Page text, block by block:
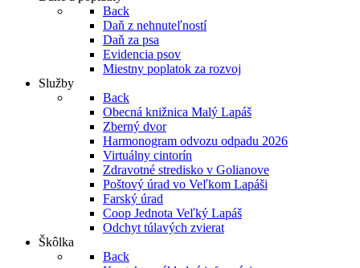
Back
Daň z nehnuteľností
Daň za psa
Evidencia psov
Miestny poplatok za rozvoj
Služby
Back
Obecná knižnica Malý Lapáš
Zberný dvor
Harmonogram odvozu odpadu 2026
Virtuálny cintorín
Zdravotné stredisko v Golianove
Poštový úrad vo Veľkom Lapáši
Farský úrad
Coop Jednota Veľký Lapáš
Odchyt túlavých zvierat
Škôlka
Back